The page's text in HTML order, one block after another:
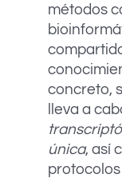
métodos
concreto,
lleva a
única, así